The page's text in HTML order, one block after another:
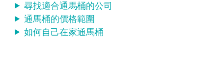
尋找適合通馬桶的公司
通馬桶的價格範圍
如何自己在家通馬桶